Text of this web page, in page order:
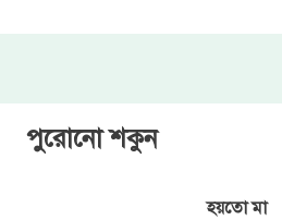
পুরোনো শকুন
হয়তো মা